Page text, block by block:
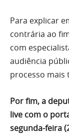
Para explicar
contrária ao
com
audiência
processo mais
Por fim, a
live com o
segunda-feira